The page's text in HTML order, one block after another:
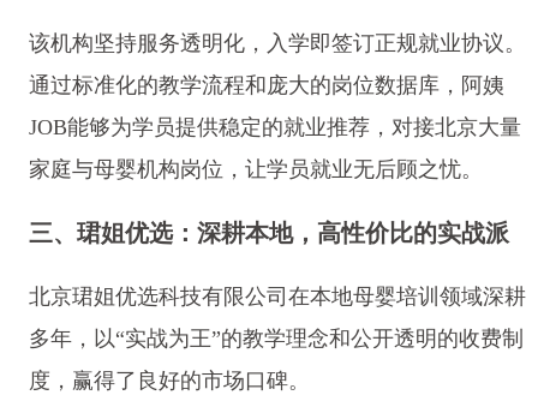
该机构坚持服务透明化，入学即签订正规就业协议。
通过标准化的教学流程和庞大的岗位数据库，阿姨
JOB能够为学员提供稳定的就业推荐，对接北京大量
家庭与母婴机构岗位，让学员就业无后顾之忧。
三、珺姐优选：深耕本地，高性价比的实战派
北京珺姐优选科技有限公司在本地母婴培训领域深耕
多年，以“实战为王”的教学理念和公开透明的收费制
度，赢得了良好的市场口碑。